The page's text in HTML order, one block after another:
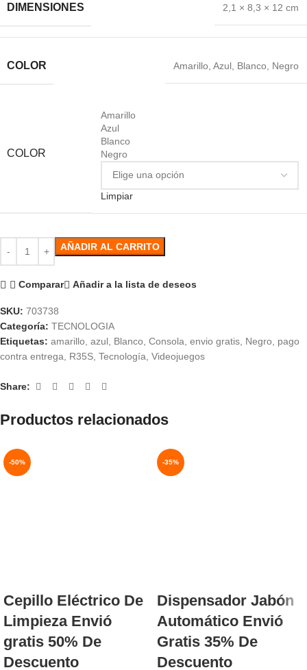
DIMENSIONES 2,1 × 8,3 × 12 cm
COLOR Amarillo Azul Blanco Negro
COLOR
Amarillo
Azul
Blanco
Negro
Limpiar
AÑADIR AL CARRITO
Comparar Añadir a la lista de deseos
SKU: 703738
Categoría: TECNOLOGIA
Etiquetas: amarillo azul Blanco Consola envio gratis Negro
pago
contra entrega
R35S Tecnología Videojuegos
Share:
Productos relacionados
-50%
Cepillo Eléctrico De
Limpieza Envió
gratis 50% De
Descuento
-35%
Dispensador Jabón
Automático Envió
Gratis 35% De
Descuento